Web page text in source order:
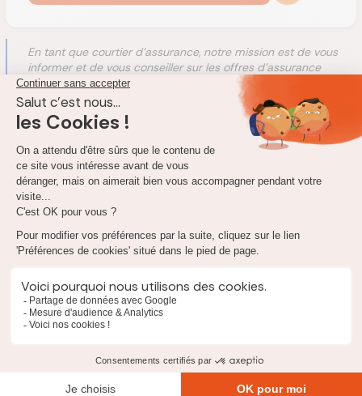
En tant que courtier d'assurance, notre mission est de vous
informer et de vous conseiller sur les offres d'assurance
proposées sur le marché. Ces fiches conseils ont pour objet
de vous présenter les produits de nos
assureurs partenaires
comme ceux avec lesquels nous n'entretenons pas de
liens. Ces fiches vous donnent notre analyse objective sur les
contrats d'assurance mais aussi des informations sur les
formalités d'adhésion.
Quel est le tarif de l'assurance décès Areas ?
Pour vous permettre de mieux évaluer les
prix d'assurance décès
proposés par Areas, vous trouverez ci-après un tableau
comparatif selon votre âge.
Montant du capital
Non fumeur (60 ans) 500 €/an